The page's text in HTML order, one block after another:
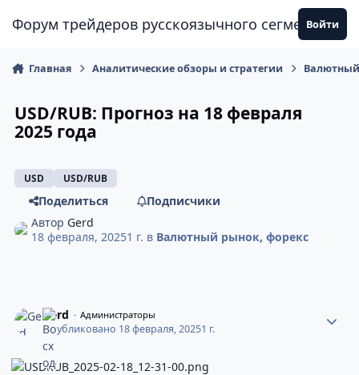
Форум трейдеров русскоязычного сегмента
Войти
Главная Аналитические обзоры и стратегии
USD/RUB: Прогноз на 18 февраля
2025 года
USD USD/RUB
Поделиться
Подписчики
Автор Gerd
18 февраля, 20251 г. в Валютный рынок, форекс
Gerd Администраторы
Опубликовано 18 февраля, 20251 г.